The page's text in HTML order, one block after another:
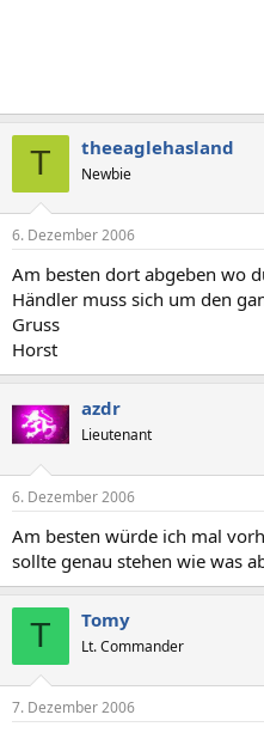
T theeaglehasland
Newbie
6. Dezember 2006
Am besten dort abgeben wo
Händler muss sich um den
Gruss
Horst
azdr
Lieutenant
6. Dezember 2006
Am besten würde ich mal
sollte genau stehen wie was
T Tomy
Lt. Commander
7. Dezember 2006